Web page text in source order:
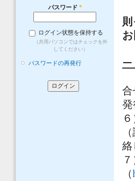
パスワード *
ログイン状態を保持する
（共用パソコンではチェックを外
してください）
パスワードの再発行
合
絡
７
（